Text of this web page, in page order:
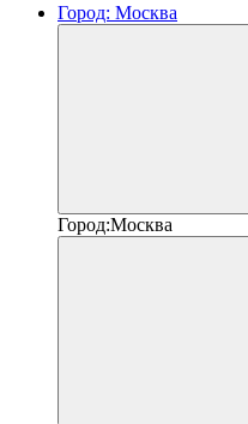
Город: Москва
Город:Москва